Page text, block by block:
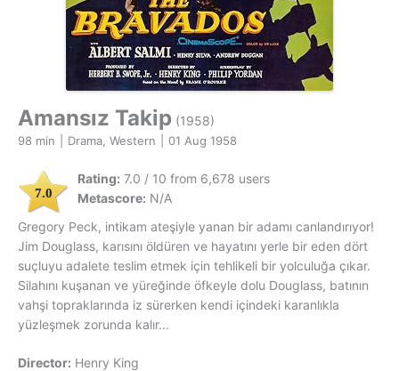
Amansız Takip (1958)
98 min Drama, Western 01 Aug 1958
7.0
Rating: 7.0 / 10 from 6,678 users
Metascore: N/A
Gregory Peck, intikam ateşiyle yanan bir adamı canlandırıyor!
Jim Douglass, karısını öldüren ve hayatını yerle bir eden dört
suçluyu adalete teslim etmek için tehlikeli bir yolculuğa çıkar.
Silahını kuşanan ve yüreğinde öfkeyle dolu Douglass, batının
vahşi topraklarında iz sürerken kendi içindeki karanlıkla
yüzleşmek zorunda kalır...
Director: Henry King